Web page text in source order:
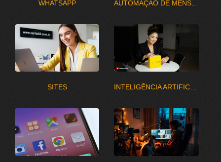
WHATSAPP
SITES INTELIGÊNCIA ARTIFICIAL